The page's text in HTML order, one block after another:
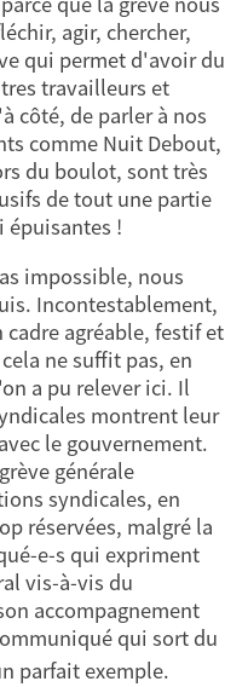
agir, chercher,
qui permet d'avoir du
travailleurs et
côté, de parler à nos
comme Nuit Debout,
du boulot, sont très
de tout une partie
épuisantes !
impossible, nous
Incontestablement,
agréable, festif et
ne suffit pas, en
a pu relever ici. Il
montrent leur
le gouvernement.
générale
syndicales, en
réservées, malgré la
e-s qui expriment
vis-à-vis du
accompagnement
qui sort du
parfait exemple.